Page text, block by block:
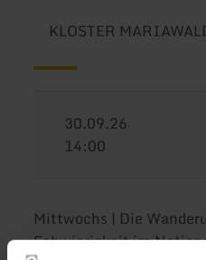
KLOSTER
30.09.26
14:00
Mittwochs | Die
Schwierigkeit im